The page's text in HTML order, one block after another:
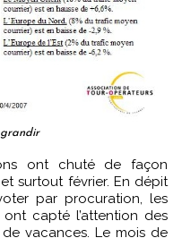
surtout février. En dépit
par procuration, les
capté l’attention des
vacances. Le mois de